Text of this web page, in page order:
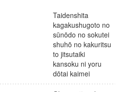
Taidenshita
kagakushugoto no
sūnōdo no sokutei
shuhō no kakuritsu
to jitsutaiki
kansoku ni yoru
dōtai kaimei